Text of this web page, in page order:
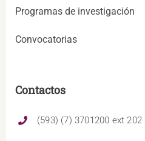
Programas de investigación
Convocatorias
Contactos
(593) (7) 3701200 ext 202